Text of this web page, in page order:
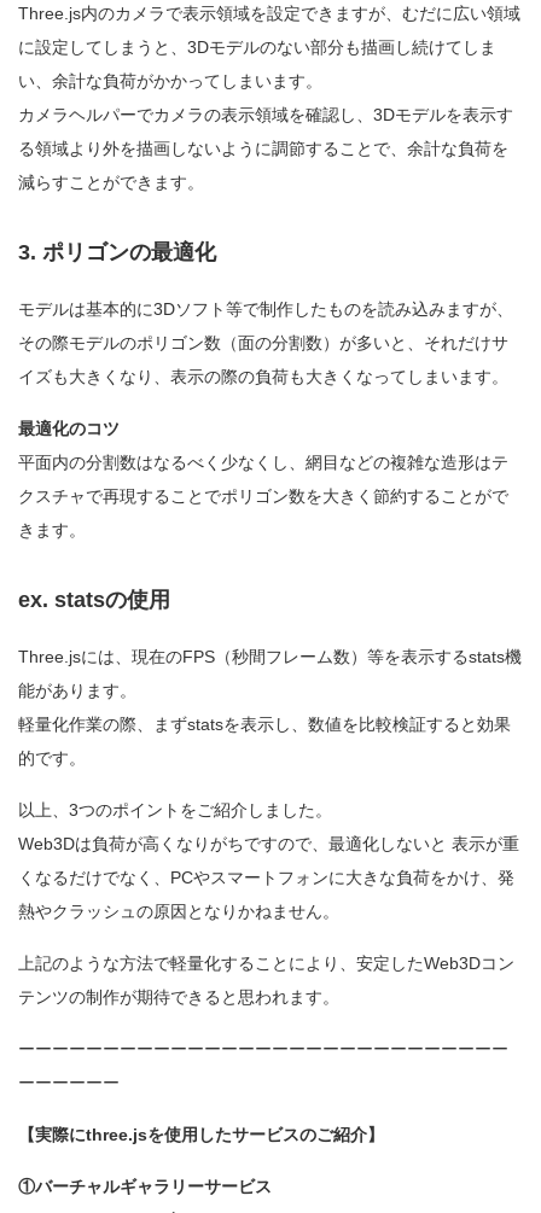
Three.js内のカメラで表示領域を設定できますが、むだに広い領域
に設定してしまうと、3Dモデルのない部分も描画し続けてしま
い、余計な負荷がかかってしまいます。
カメラヘルパーでカメラの表示領域を確認し、3Dモデルを表示す
る領域より外を描画しないように調節することで、余計な負荷を
減らすことができます。
3. ポリゴンの最適化
モデルは基本的に3Dソフト等で制作したものを読み込みますが、
その際モデルのポリゴン数（面の分割数）が多いと、それだけサ
イズも大きくなり、表示の際の負荷も大きくなってしまいます。
最適化のコツ
平面内の分割数はなるべく少なくし、網目などの複雑な造形はテ
クスチャで再現することでポリゴン数を大きく節約することがで
きます。
ex. statsの使用
Three.jsには、現在のFPS（秒間フレーム数）等を表示するstats機
能があります。
軽量化作業の際、まずstatsを表示し、数値を比較検証すると効果
的です。
以上、3つのポイントをご紹介しました。
Web3Dは負荷が高くなりがちですので、最適化しないと 表示が重
くなるだけでなく、PCやスマートフォンに大きな負荷をかけ、発
熱やクラッシュの原因となりかねません。
上記のような方法で軽量化することにより、安定したWeb3Dコン
テンツの制作が期待できると思われます。
ーーーーーーーーーーーーーーーーーーーーーーーーーーーーー
ーーーーーー
【実際にthree.jsを使用したサービスのご紹介】
①バーチャルギャラリーサービス